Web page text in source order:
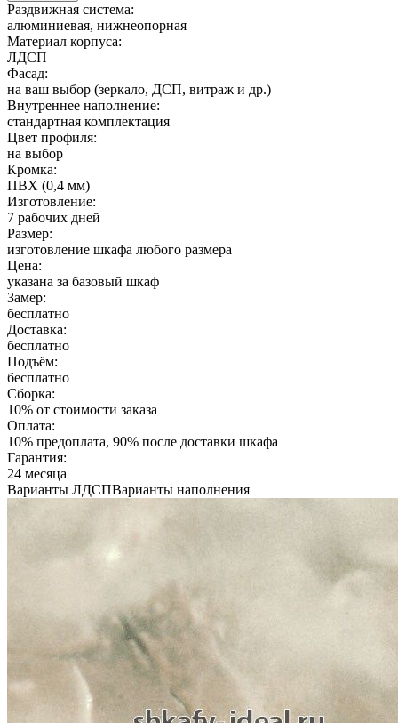
Раздвижная система:
алюминиевая, нижнеопорная
Материал корпуса:
ЛДСП
Фасад:
на ваш выбор (зеркало, ДСП, витраж и др.)
Внутреннее наполнение:
стандартная комплектация
Цвет профиля:
на выбор
Кромка:
ПВХ (0,4 мм)
Изготовление:
7 рабочих дней
Размер:
изготовление шкафа любого размера
Цена:
указана за базовый шкаф
Замер:
бесплатно
Доставка:
бесплатно
Подъём:
бесплатно
Сборка:
10% от стоимости заказа
Оплата:
10% предоплата, 90% после доставки шкафа
Гарантия:
24 месяца
Варианты ЛДСПВарианты наполнения